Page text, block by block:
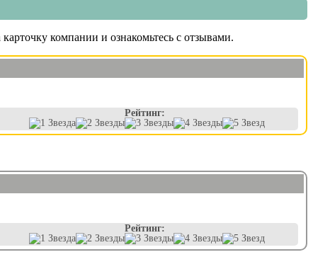
компании и ознакомьтесь с отзывами.
Рейтинг:
Рейтинг: